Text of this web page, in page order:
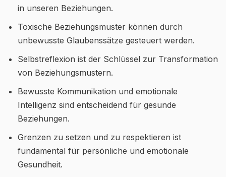
in unseren Beziehungen.
Toxische Beziehungsmuster können durch
unbewusste Glaubenssätze gesteuert werden.
Selbstreflexion ist der Schlüssel zur Transformation
von Beziehungsmustern.
Bewusste Kommunikation und emotionale
Intelligenz sind entscheidend für gesunde
Beziehungen.
Grenzen zu setzen und zu respektieren ist
fundamental für persönliche und emotionale
Gesundheit.